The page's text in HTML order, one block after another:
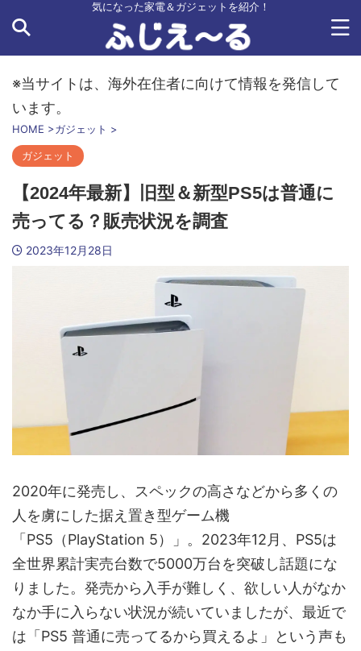
気になった家電＆ガジェットを紹介！
※当サイトは、海外在住者に向けて情報を発信して
います。
HOME >ガジェット >
ガジェット
【2024年最新】旧型＆新型PS5は普通に
売ってる？販売状況を調査
2023年12月28日
2020年に発売し、スペックの高さなどから多くの
人を虜にした据え置き型ゲーム機
「PS5（PlayStation 5）」。2023年12月、PS5は
全世界累計実売台数で5000万台を突破し話題にな
りました。発売から入手が難しく、欲しい人がなか
なか手に入らない状況が続いていましたが、最近で
は「PS5 普通に売ってるから買えるよ」という声も